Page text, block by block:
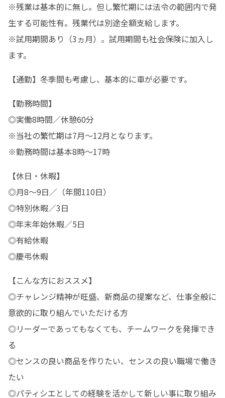
※残業は基本的に無し。但し繁忙期には法令の範囲内で発
生する可能性有。残業代は別途全額支給します。
※試用期間あり（3ヵ月）。試用期間も社会保険に加入し
ます。
【通勤】冬季間も考慮し、基本的に車が必要です。
【勤務時間】
◎実働8時間／休憩60分
※当社の繁忙期は7月～12月となります。
※勤務時間は基本8時～17時
【休日・休暇】
◎月8～9日／（年間110日）
◎特別休暇／3日
◎年末年始休暇／5日
◎有給休暇
◎慶弔休暇
【こんな方におススメ】
◎チャレンジ精神が旺盛、新商品の提案など、仕事全般に
意欲的に取り組んでいただける方
◎リーダーであってもなくても、チームワークを発揮でき
る
◎センスの良い商品を作りたい、センスの良い職場で働き
たい
◎パティシエとしての経験を活かして新しい事に取り組み